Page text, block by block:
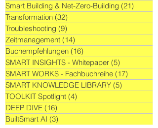
Smart Building & Net-Zero-Building (21)
Transformation (32)
Troubleshooting (9)
Zeitmanagement (14)
Buchempfehlungen (16)
SMART INSIGHTS - Whitepaper (5)
SMART WORKS - Fachbuchreihe (17)
SMART KNOWLEDGE LIBRARY (5)
TOOLKIT Spotlight (4)
DEEP DIVE (16)
BuiltSmart AI (3)